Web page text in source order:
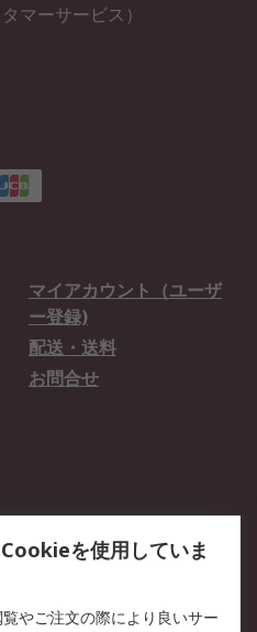
マーサービス）
マイアカウント（ユーザ
ー登録)
配送・送料
お問合せ
を使用していま
やご注文の際により良いサー